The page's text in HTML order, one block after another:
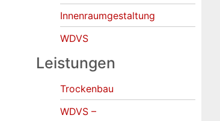
Innenraumgestaltung
WDVS
Leistungen
Trockenbau
WDVS –